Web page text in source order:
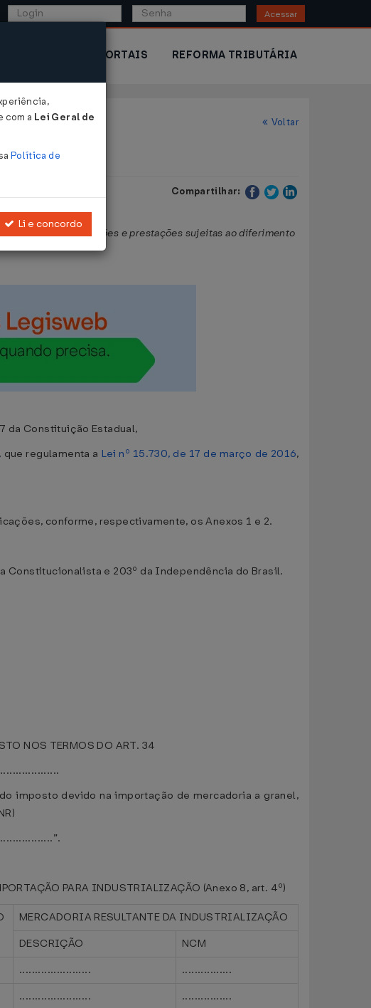
Acessar
EXTERIOR PORTAIS REFORMA TRIBUTÁRIA
Voltar
Compartilhar:
a operações e prestações sujeitas ao diferimento
da Constituição Estadual,
, que regulamenta a Lei nº 15.730, de 17 de março de 2016,
conforme, respectivamente, os Anexos 1 e 2.
Constitucionalista e 203º da Independência do Brasil.
NOS TERMOS DO ART. 34
imposto devido na importação de mercadoria a granel,
PARA INDUSTRIALIZAÇÃO (Anexo 8, art. 4º)
MERCADORIA RESULTANTE DA INDUSTRIALIZAÇÃO
DESCRIÇÃO
NCM
.......................
................
.......................
................
com a Lei Geral de
Política de
Li e concordo